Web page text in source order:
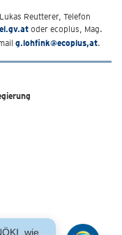
Reutterer, Telefon
oder ecoplus, Mag.
g.lohfink@ecoplus,at.
wie